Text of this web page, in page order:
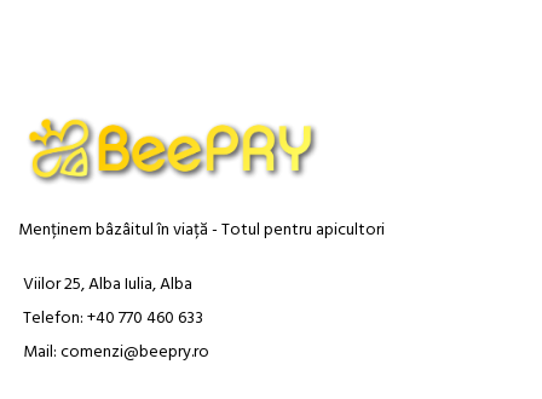
Menținem bâzâitul în viață - Totul pentru apicultori
Viilor 25, Alba Iulia, Alba
Telefon: +40 770 460 633
Mail: comenzi@beepry.ro